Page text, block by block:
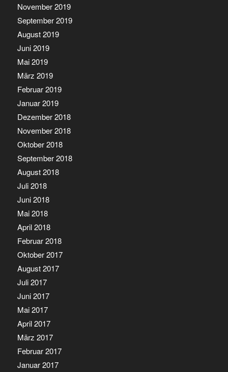
November 2019
September 2019
August 2019
Juni 2019
Mai 2019
März 2019
Februar 2019
Januar 2019
Dezember 2018
November 2018
Oktober 2018
September 2018
August 2018
Juli 2018
Juni 2018
Mai 2018
April 2018
Februar 2018
Oktober 2017
August 2017
Juli 2017
Juni 2017
Mai 2017
April 2017
März 2017
Februar 2017
Januar 2017